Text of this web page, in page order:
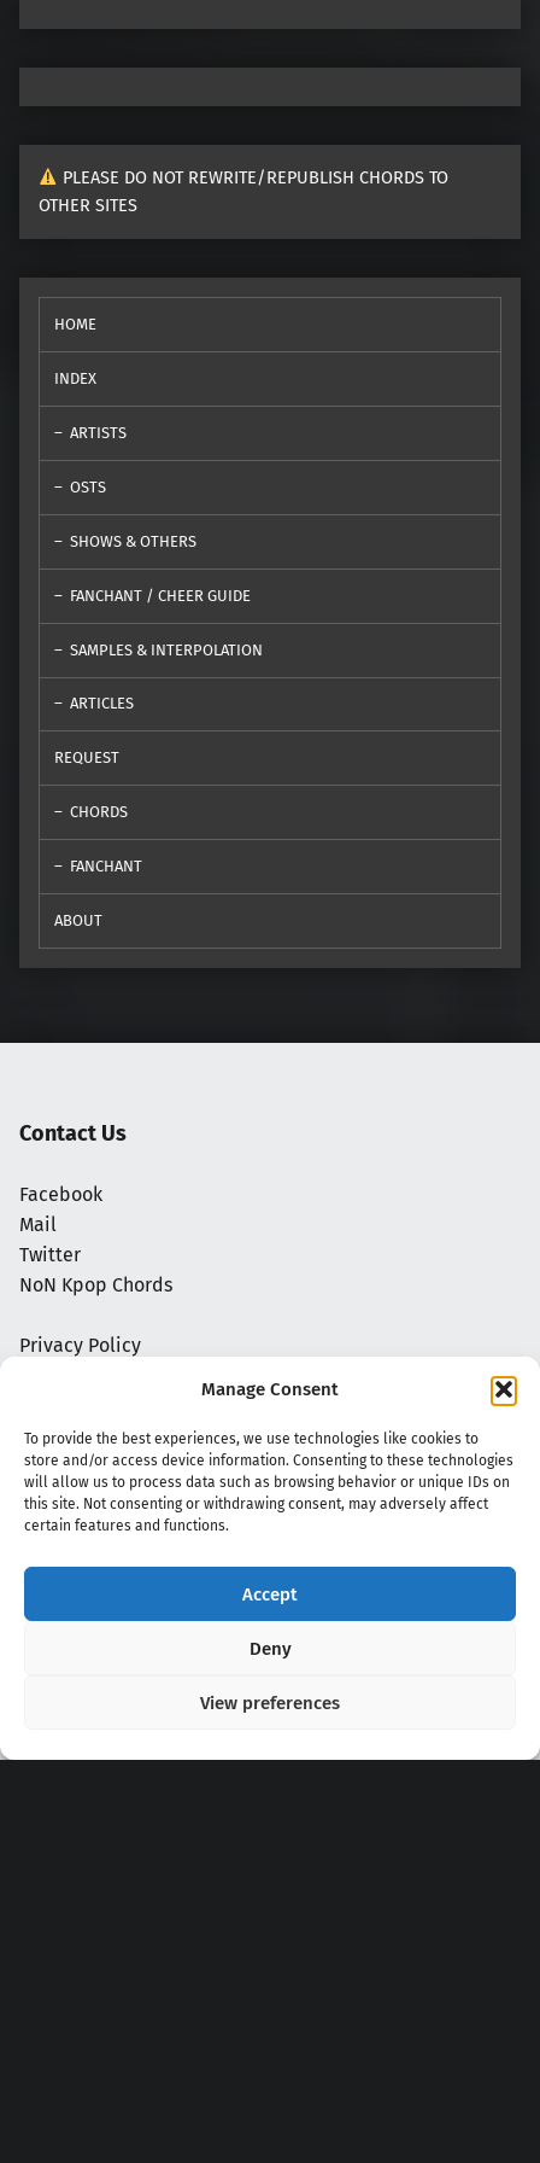
Manage Consent
To provide the best experiences, we use technologies like cookies to
store and/or access device information. Consenting to these technologies
will allow us to process data such as browsing behavior or unique IDs on
this site. Not consenting or withdrawing consent, may adversely affect
certain features and functions.
Accept
Deny
View preferences
PLEASE DO NOT REWRITE/REPUBLISH CHORDS TO
OTHER SITES
HOME
INDEX
ARTISTS
OSTS
SHOWS & OTHERS
FANCHANT / CHEER GUIDE
SAMPLES & INTERPOLATION
ARTICLES
REQUEST
CHORDS
FANCHANT
ABOUT
Contact Us
Facebook
Mail
Twitter
NoN Kpop Chords
Privacy Policy